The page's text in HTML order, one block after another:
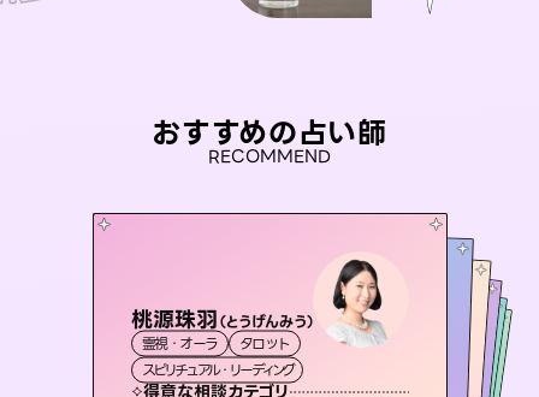
おすすめの占い師
RECOMMEND
桃源珠羽（とうげんみう）
霊視・オーラ
タロット
スピリチュアル・リーディング
得意な相談カテゴリ
未来視師＊花
霊視・オーラ 心理学
スピリチュアル・リーディング
おう 霊感オラクル
霊視・オーラ
オラクルカード
アイリス -iris-
西洋占星術
ルーン
彗望（すいぼう
霊視・オーラ
セラピスト理恵
霊視・オーラ タロット